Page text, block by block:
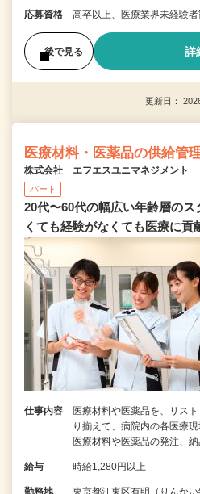
応募資格 高卒以上、医療業界未経験者
後で見る 詳
更新日：
医療材料・医薬品の供給管
株式会社 エフエスユニマネジメント
パート
20代〜60代の幅広い年齢層の
くても経験がなくても医療に貢
仕事内容
医療材料や医薬品を、リス
り揃えて、病院内の各医療
医療材料や医薬品の発注、
給与 時給1,280円以上
勤務地
東京都江東区有明（りんか